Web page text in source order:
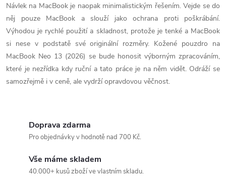
r
v
k
y
v
Návlek na MacBook je naopak minimalistickým řešením. Vejde se do
něj pouze MacBook a slouží jako ochrana proti poškrábání.
Výhodou je rychlé použití a skladnost, protože je tenké a MacBook
si nese v podstatě své originální rozměry. Kožené pouzdro na
MacBook Neo 13 (2026) se bude honosit výborným zpracováním,
které je nezřídka kdy ruční a tato práce je na něm vidět. Odráží se
samozřejmě i v ceně, ale vydrží opravdovou věčnost.
Doprava zdarma
Pro objednávky v hodnotě nad 700 Kč.
Vše máme skladem
40.000+ kusů zboží ve vlastním skladu.